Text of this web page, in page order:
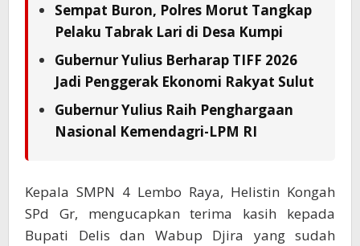
Sempat Buron, Polres Morut Tangkap
Pelaku Tabrak Lari di Desa Kumpi
Gubernur Yulius Berharap TIFF 2026
Jadi Penggerak Ekonomi Rakyat Sulut
Gubernur Yulius Raih Penghargaan
Nasional Kemendagri-LPM RI
Kepala SMPN 4 Lembo Raya, Helistin Kongah
SPd Gr, mengucapkan terima kasih kepada
Bupati Delis dan Wabup Djira yang sudah